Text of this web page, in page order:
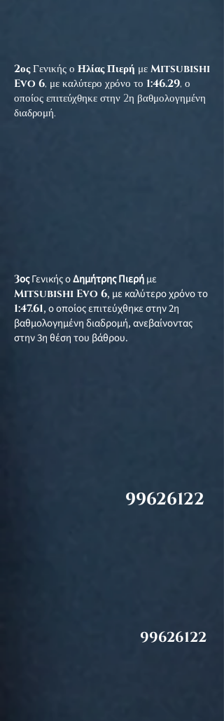
2οςΓενικής ο Ηλίας Πιερή μεMitsubishi
Evo 6, με καλύτερο χρόνο το 1:46.29, ο
οποίος επιτεύχθηκε στην 2η βαθμολογημένη
διαδρομή.
3οςΓενικής οΔημήτρης Πιερήμε
Mitsubishi Evo 6, με καλύτερο χρόνο το
1:47.61, ο οποίος επιτεύχθηκε στην 2η
βαθμολογημένη διαδρομή, ανεβαίνοντας
στην 3η θέση του βάθρου.
99626122
99626122